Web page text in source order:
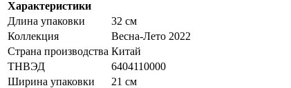
Характеристики
Длина упаковки
32 см
Коллекция
Весна-Лето 2022
Страна производства Китай
ТНВЭД
6404110000
Ширина упаковки
21 см